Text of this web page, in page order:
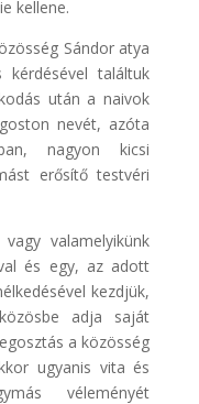
kellene.
Sándor atya
találtuk
után a naivok
nevét, azóta
nagyon kicsi
erősítő testvéri
valamelyikünk
és egy, az adott
kezdjük,
adja saját
a közösség
ugyanis vita és
véleményét